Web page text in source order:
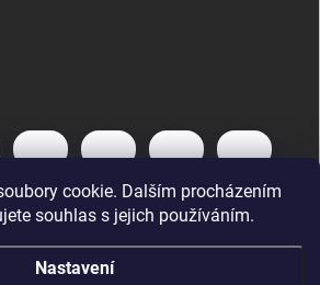
cookie. Dalším procházením
souhlas s jejich používáním.
Nastavení